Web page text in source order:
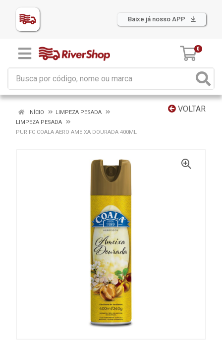
Baixe já nosso APP
0
VOLTAR
INÍCIO
LIMPEZA PESADA
LIMPEZA PESADA
PURIFC COALA AERO AMEIXA DOURADA 400ML